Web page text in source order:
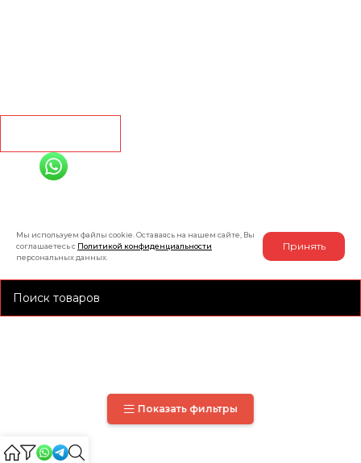
Показать фильтры
Мы используем файлы cookie. Оставаясь на нашем сайте, Вы
соглашаетесь с Политикой конфиденциальности
персональных данных.
Принять